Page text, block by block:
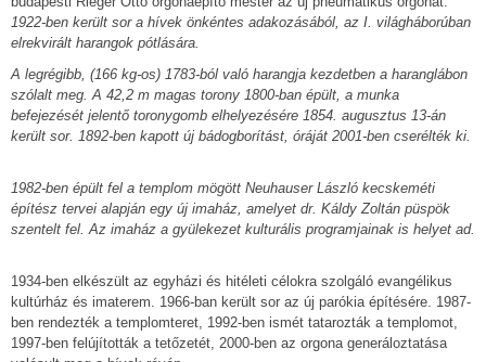
1922-ben került sor a hívek önkéntes adakozásából, az I. világháborúban
elrekvirált harangok pótlására.
A legrégibb, (166 kg-os) 1783-ból való harangja kezdetben a haranglábon
szólalt meg. A 42,2 m magas torony 1800-ban épült, a munka
befejezését jelentő toronygomb elhelyezésére 1854. augusztus 13-án
került sor. 1892-ben kapott új bádogborítást, óráját 2001-ben cserélték ki.
1982-ben épült fel a templom mögött Neuhauser László kecskeméti
építész tervei alapján egy új imaház, amelyet dr. Káldy Zoltán püspök
szentelt fel. Az imaház a gyülekezet kulturális programjainak is helyet ad.
1934-ben elkészült az egyházi és hitéleti célokra szolgáló evangélikus
kultúrház és imaterem. 1966-ban került sor az új parókia építésére. 1987-
ben rendezték a templomteret, 1992-ben ismét tatarozták a templomot,
1997-ben felújították a tetőzetét, 2000-ben az orgona generáloztatása